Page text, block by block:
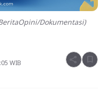
Dokumentasi)
WIB share bookmark